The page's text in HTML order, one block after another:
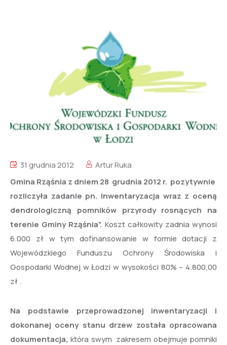
31 grudnia 2012
Artur Ruka
Gmina Rząśnia z dniem 28 grudnia 2012 r. pozytywnie
rozliczyła zadanie pn. Inwentaryzacja wraz z oceną
dendrologiczną pomników przyrody rosnących na
terenie Gminy Rząśnia”. Koszt całkowity zadnia wynosi
6.000 zł w tym dofinansowanie w formie dotacji z
Wojewódzkiego Funduszu Ochrony Środowiska i
Gospodarki Wodnej w Łodzi w wysokości 80% – 4.800,00
zł .
Na podstawie przeprowadzonej inwentaryzacji i
dokonanej oceny stanu drzew została opracowana
dokumentacja, która swym zakresem obejmuje pomniki